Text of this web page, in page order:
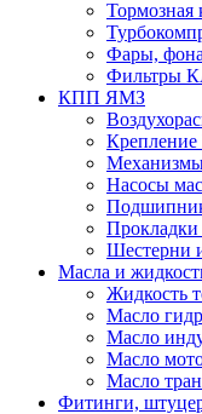
Тормозная
Фары,
Фильтры
КПП ЯМЗ
Насосы
Шестерни
Масла и
Жидкость
Масло
Масло
Масло
Масло
Фитинги,